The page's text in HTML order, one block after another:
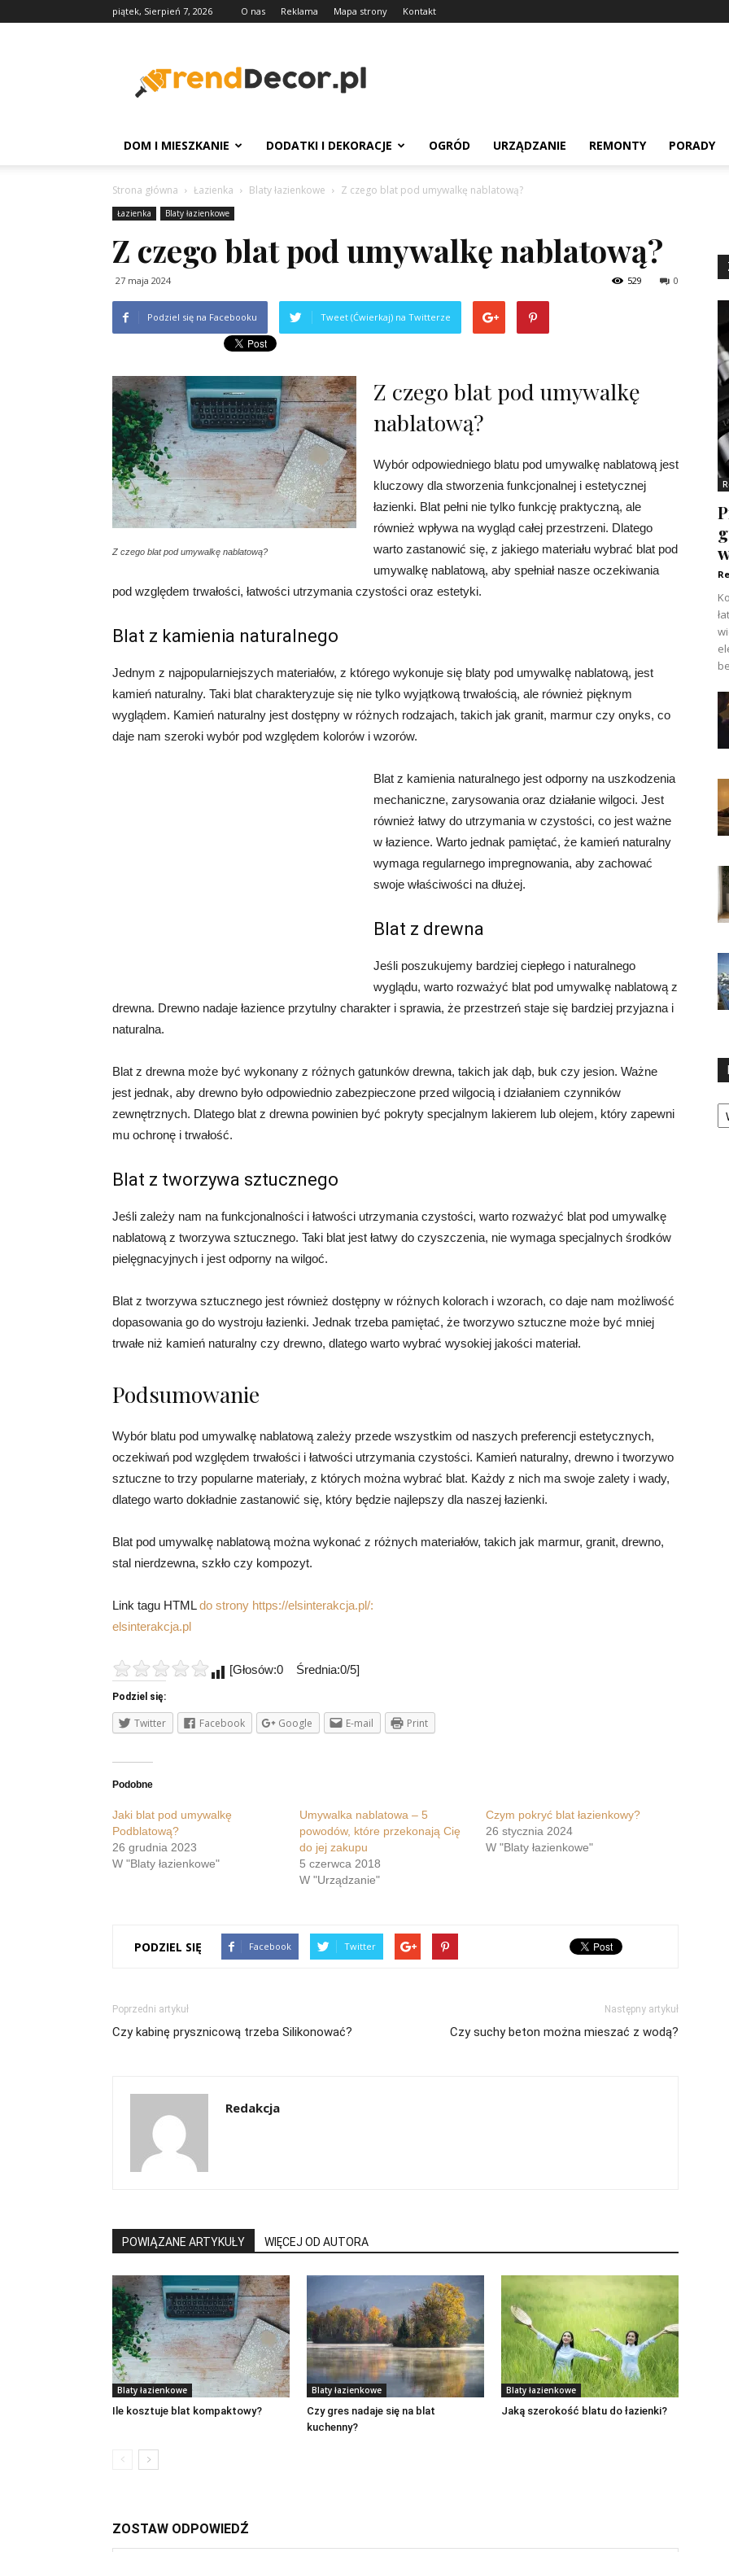
piątek, Sierpień 7, 2026 O nas Reklama Mapa strony Kontakt
DOM I MIESZKANIE DODATKI I DEKORACJE OGRÓD URZĄDZANIE REMONTY PORADY
Strona główna Łazienka Blaty łazienkowe Z czego blat pod umywalkę nablatową?
Łazienka Blaty łazienkowe
Z czego blat pod umywalkę nablatową?
27 maja 2024 0
529
Podziel się na Facebooku Tweet (Ćwierkaj) na Twitterze
Z czego blat pod umywalkę nablatową?
Z czego blat pod umywalkę
nablatową?
Wybór odpowiedniego blatu pod umywalkę nablatową jest
kluczowy dla stworzenia funkcjonalnej i estetycznej
łazienki. Blat pełni nie tylko funkcję praktyczną, ale
również wpływa na wygląd całej przestrzeni. Dlatego
warto zastanowić się, z jakiego materiału wybrać blat pod
umywalkę nablatową, aby spełniał nasze oczekiwania
pod względem trwałości, łatwości utrzymania czystości oraz estetyki.
Blat z kamienia naturalnego
Jednym z najpopularniejszych materiałów, z którego wykonuje się blaty pod umywalkę nablatową, jest
kamień naturalny. Taki blat charakteryzuje się nie tylko wyjątkową trwałością, ale również pięknym
wyglądem. Kamień naturalny jest dostępny w różnych rodzajach, takich jak granit, marmur czy onyks, co
daje nam szeroki wybór pod względem kolorów i wzorów.
Blat z kamienia naturalnego jest odporny na uszkodzenia
mechaniczne, zarysowania oraz działanie wilgoci. Jest
również łatwy do utrzymania w czystości, co jest ważne
w łazience. Warto jednak pamiętać, że kamień naturalny
wymaga regularnego impregnowania, aby zachować
swoje właściwości na dłużej.
Blat z drewna
Jeśli poszukujemy bardziej ciepłego i naturalnego
wyglądu, warto rozważyć blat pod umywalkę nablatową z
drewna. Drewno nadaje łazience przytulny charakter i sprawia, że przestrzeń staje się bardziej przyjazna i
naturalna.
Blat z drewna może być wykonany z różnych gatunków drewna, takich jak dąb, buk czy jesion. Ważne
jest jednak, aby drewno było odpowiednio zabezpieczone przed wilgocią i działaniem czynników
zewnętrznych. Dlatego blat z drewna powinien być pokryty specjalnym lakierem lub olejem, który zapewni
mu ochronę i trwałość.
Blat z tworzywa sztucznego
Jeśli zależy nam na funkcjonalności i łatwości utrzymania czystości, warto rozważyć blat pod umywalkę
nablatową z tworzywa sztucznego. Taki blat jest łatwy do czyszczenia, nie wymaga specjalnych środków
pielęgnacyjnych i jest odporny na wilgoć.
Blat z tworzywa sztucznego jest również dostępny w różnych kolorach i wzorach, co daje nam możliwość
dopasowania go do wystroju łazienki. Jednak trzeba pamiętać, że tworzywo sztuczne może być mniej
trwałe niż kamień naturalny czy drewno, dlatego warto wybrać wysokiej jakości materiał.
Podsumowanie
Wybór blatu pod umywalkę nablatową zależy przede wszystkim od naszych preferencji estetycznych,
oczekiwań pod względem trwałości i łatwości utrzymania czystości. Kamień naturalny, drewno i tworzywo
sztuczne to trzy popularne materiały, z których można wybrać blat. Każdy z nich ma swoje zalety i wady,
dlatego warto dokładnie zastanowić się, który będzie najlepszy dla naszej łazienki.
Blat pod umywalkę nablatową można wykonać z różnych materiałów, takich jak marmur, granit, drewno,
stal nierdzewna, szkło czy kompozyt.
Link tagu HTMLdo strony https://elsinterakcja.pl/:
elsinterakcja.pl
[Głosów:0 Średnia:0/5]
Podziel się:
Twitter Facebook Google E-mail Print
Podobne
Jaki blat pod umywalkę
Podblatową?
26 grudnia 2023
W "Blaty łazienkowe"
Umywalka nablatowa – 5
powodów, które przekonają Cię
do jej zakupu
5 czerwca 2018
W "Urządzanie"
Czym pokryć blat łazienkowy?
26 stycznia 2024
W "Blaty łazienkowe"
PODZIEL SIĘ Facebook Twitter
Poprzedni artykuł
Czy kabinę prysznicową trzeba Silikonować?
Następny artykuł
Czy suchy beton można mieszać z wodą?
Redakcja
POWIĄZANE ARTYKUŁY WIĘCEJ OD AUTORA
Blaty łazienkowe
Ile kosztuje blat kompaktowy?
Blaty łazienkowe
Czy gres nadaje się na blat
kuchenny?
Blaty łazienkowe
Jaką szerokość blatu do łazienki?
ZOSTAW ODPOWIEDŹ